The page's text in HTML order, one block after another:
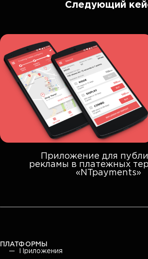
Следующий
Приложение для
рекламы в платежных
«NTpayments»
ПЛАТФОРМЫ
Приложения